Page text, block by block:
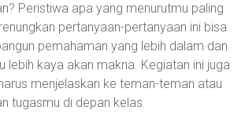
Peristiwa apa yang menurutmu paling
pertanyaan-pertanyaan ini bisa
pemahaman yang lebih dalam dan
lebih kaya akan makna. Kegiatan ini juga
menjelaskan ke teman-teman atau
tugasmu di depan kelas.